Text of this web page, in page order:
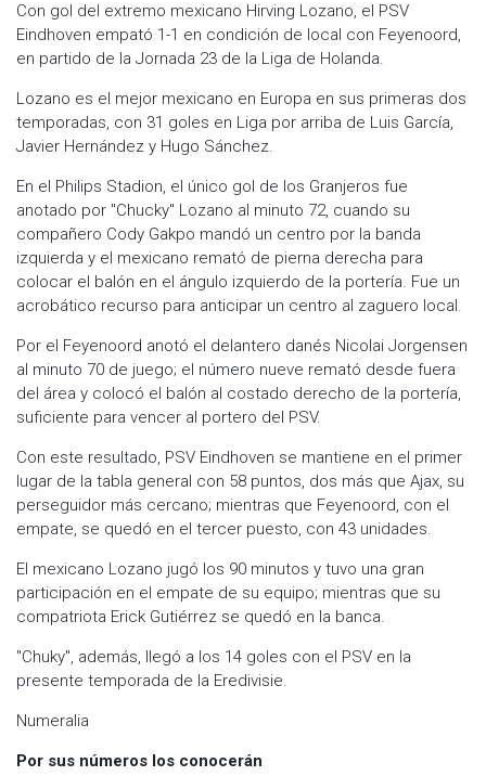
Con gol del extremo mexicano Hirving Lozano, el PSV
Eindhoven empató 1-1 en condición de local con Feyenoord,
en partido de la Jornada 23 de la Liga de Holanda.
Lozano es el mejor mexicano en Europa en sus primeras dos
temporadas, con 31 goles en Liga por arriba de Luis García,
Javier Hernández y Hugo Sánchez.
En el Philips Stadion, el único gol de los Granjeros fue
anotado por ''Chucky'' Lozano al minuto 72, cuando su
compañero Cody Gakpo mandó un centro por la banda
izquierda y el mexicano remató de pierna derecha para
colocar el balón en el ángulo izquierdo de la portería. Fue un
acrobático recurso para anticipar un centro al zaguero local.
Por el Feyenoord anotó el delantero danés Nicolai Jorgensen
al minuto 70 de juego; el número nueve remató desde fuera
del área y colocó el balón al costado derecho de la portería,
suficiente para vencer al portero del PSV.
Con este resultado, PSV Eindhoven se mantiene en el primer
lugar de la tabla general con 58 puntos, dos más que Ajax, su
perseguidor más cercano; mientras que Feyenoord, con el
empate, se quedó en el tercer puesto, con 43 unidades.
El mexicano Lozano jugó los 90 minutos y tuvo una gran
participación en el empate de su equipo; mientras que su
compatriota Erick Gutiérrez se quedó en la banca.
''Chuky'', además, llegó a los 14 goles con el PSV en la
presente temporada de la Eredivisie.
Numeralia
Por sus números los conocerán